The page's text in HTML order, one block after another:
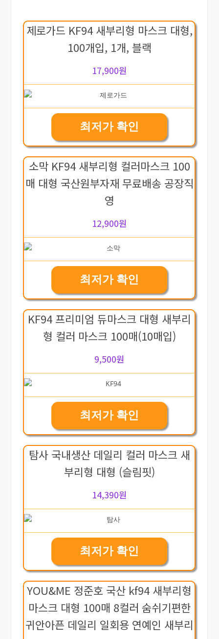
제로가드 KF94 새부리형 마스크 대형,
100개입, 1개, 블랙
17,900원
최저가 확인
소막 KF94 새부리형 컬러마스크 100
매 대형 국산원부자재 무료배송 공장직
영
12,900원
최저가 확인
KF94 프리미엄 듀마스크 대형 새부리
형 컬러 마스크 100매(10매입)
9,500원
최저가 확인
탐사 국내생산 데일리 컬러 마스크 새
부리형 대형 (슬림핏)
14,390원
최저가 확인
YOU&ME 정준호 국산 kf94 새부리형
마스크 대형 100매 8컬러 숨쉬기편한
귀안아픈 데일리 일회용 연예인 새부리